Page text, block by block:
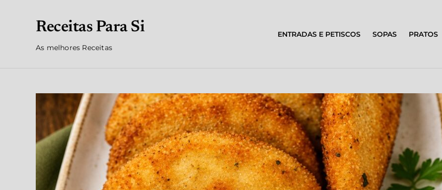
Receitas Para Si
As melhores Receitas
ENTRADAS E PETISCOS SOPAS PRATOS